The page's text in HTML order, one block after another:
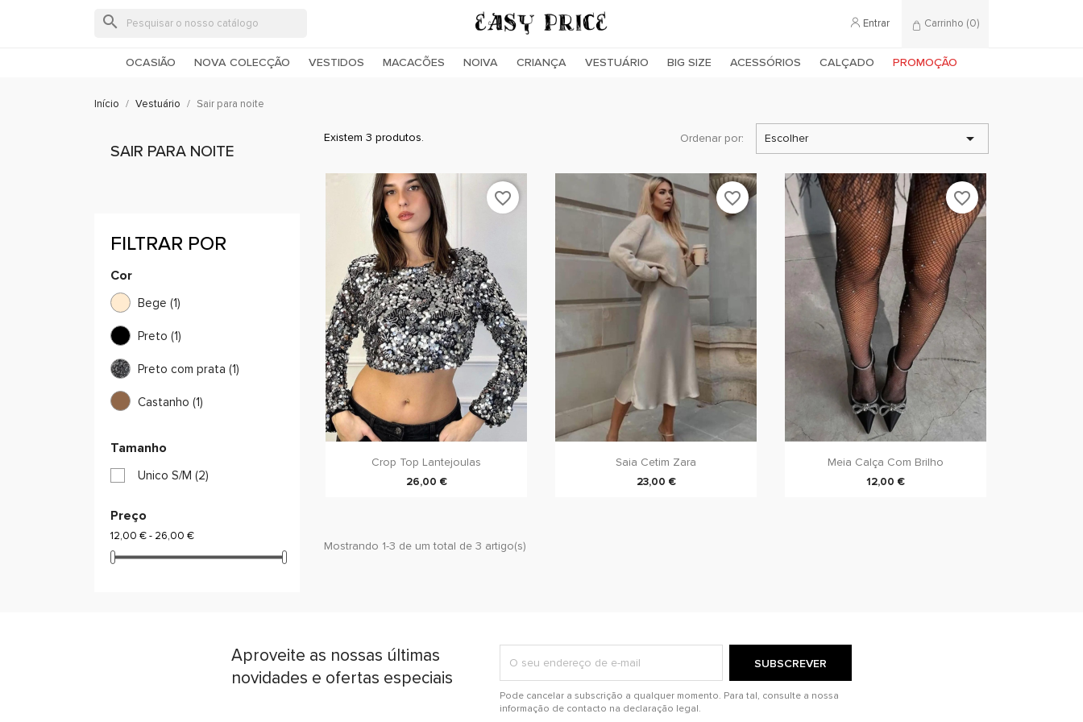
search Entrar Carrinho (0)
OCASIÃO NOVA COLECÇÃO VESTIDOS MACACÕES NOIVA CRIANÇA VESTUÁRIO BIG SIZE ACESSÓRIOS CALÇADO PROMOÇÃO
Início Vestuário Sair para noite
SAIR PARA NOITE
FILTRAR POR
Cor
Bege (1)
Preto (1)
Preto com prata (1)
Castanho (1)
Tamanho
Unico S/M (2)
Preço
12,00 € - 26,00 €
Existem 3 produtos. Ordenar por: Escolher 
Crop Top Lantejoulas
26,00 €
favorite_border
Saia Cetim Zara
23,00 €
favorite_border
Meia Calça Com Brilho
12,00 €
favorite_border
Mostrando 1-3 de um total de 3 artigo(s)
Aproveite as nossas últimas
novidades e ofertas especiais
Pode cancelar a subscrição a qualquer momento. Para tal, consulte a nossa
informação de contacto na declaração legal.